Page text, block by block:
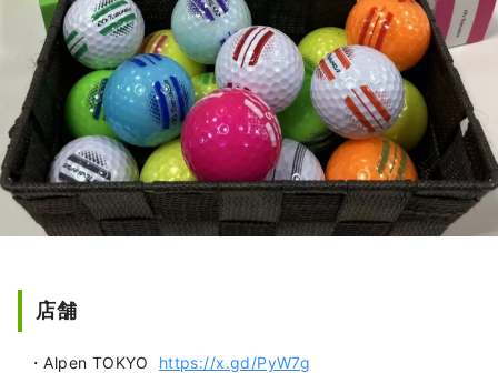
店舗
・Alpen TOKYO https://x.gd/PyW7g